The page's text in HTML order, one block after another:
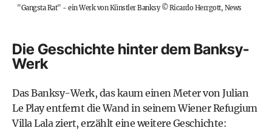
"Gangsta Rat" - ein Werk von Künstler Banksy©Ricardo Herrgott, News
Die Geschichte hinter dem Banksy-
Werk
Das Banksy-Werk, das kaum einen Meter von Julian
Le Play entfernt die Wand in seinem Wiener Refugium
Villa Lala ziert, erzählt eine weitere Geschichte: